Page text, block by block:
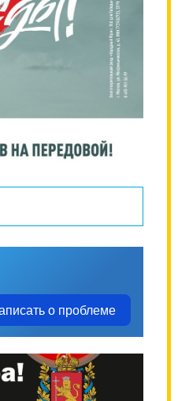
о проблеме